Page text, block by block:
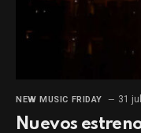
NEW MUSIC FRIDAY 31
Nuevos